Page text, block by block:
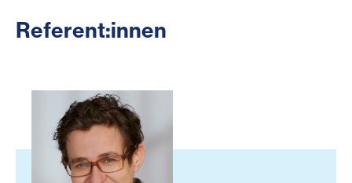
Referent:innen